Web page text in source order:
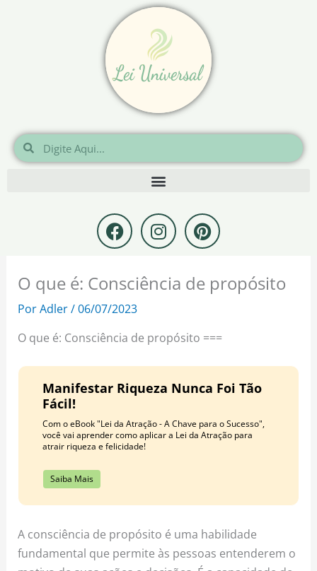
Pesquisar
Pesquisar
F
a
c
e
b
o
o
k
I
n
s
t
a
a
m
P
i
n
t
e
s
t
O que é: Consciência de propósito
PorAdler/06/07/2023
O que é: Consciência de propósito ===
Manifestar Riqueza Nunca Foi Tão
Fácil!
Com o eBook "Lei da Atração - A Chave para o Sucesso",
você vai aprender como aplicar a Lei da Atração para
atrair riqueza e felicidade!
Saiba Mais
A consciência de propósito é uma habilidade
fundamental que permite às pessoas entenderem o